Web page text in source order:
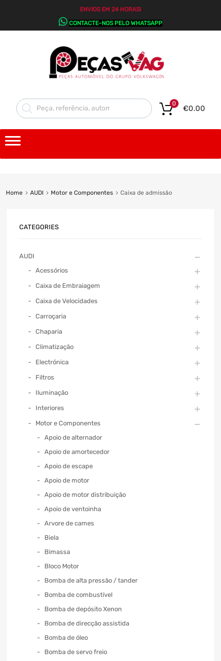
ENVIOS EM 24 HORAS!
CONTACTE-NOS PELO WHATSAPP
€0.00
0
Home AUDI Motor e Componentes Caixa de admissão
CATEGORIES
AUDI
Acessórios
Caixa de Embraiagem
Caixa de Velocidades
Carroçaria
Chaparia
Climatização
Electrónica
Filtros
Iluminação
Interiores
Motor e Componentes
Apoio de alternador
Apoio de amortecedor
Apoio de escape
Apoio de motor
Apoio de motor distribuição
Apoio de ventoinha
Arvore de cames
Biela
Bimassa
Bloco Motor
Bomba de alta pressão / tander
Bomba de combustível
Bomba de depósito Xenon
Bomba de direcção assistida
Bomba de óleo
Bomba de servo freio